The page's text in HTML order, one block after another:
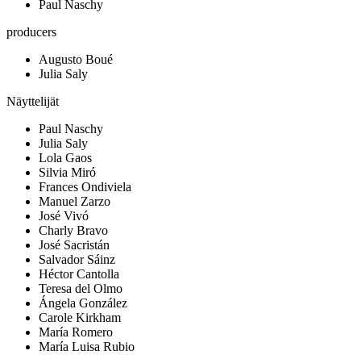
Paul Naschy
producers
Augusto Boué
Julia Saly
Näyttelijät
Paul Naschy
Julia Saly
Lola Gaos
Silvia Miró
Frances Ondiviela
Manuel Zarzo
José Vivó
Charly Bravo
José Sacristán
Salvador Sáinz
Héctor Cantolla
Teresa del Olmo
Ángela González
Carole Kirkham
María Romero
María Luisa Rubio